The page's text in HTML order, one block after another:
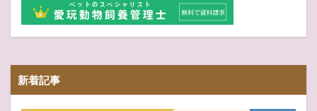
新着記事